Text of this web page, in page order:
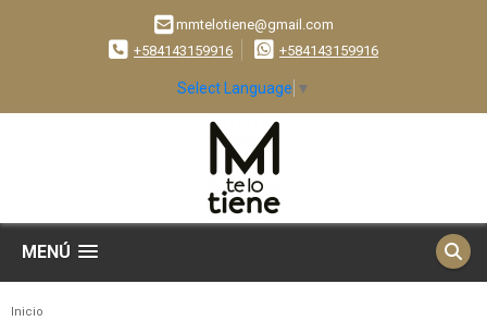
mmtelotiene@gmail.com
+584143159916
+584143159916
Select Language ▼
MENÚ
Inicio